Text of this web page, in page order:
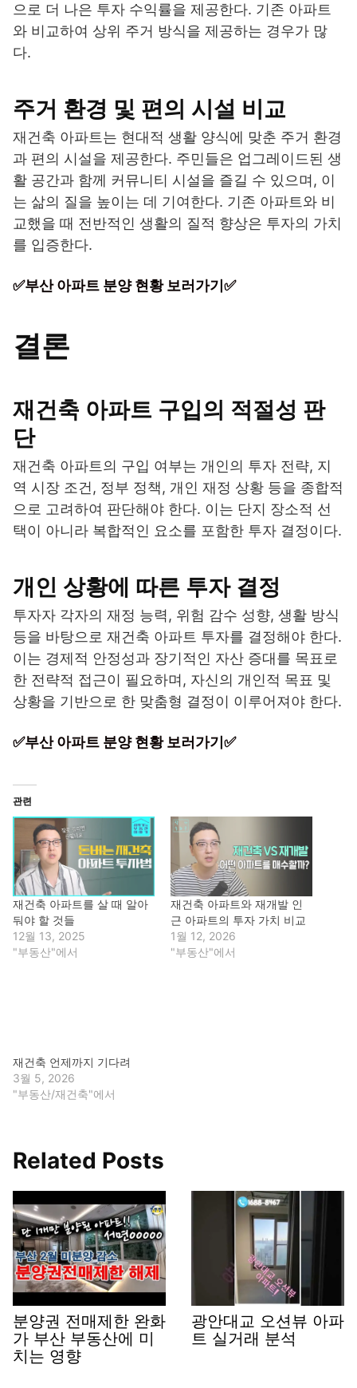
으로 더 나은 투자 수익률을 제공한다. 기존 아파트
와 비교하여 상위 주거 방식을 제공하는 경우가 많
다.
주거 환경 및 편의 시설 비교
재건축 아파트는 현대적 생활 양식에 맞춘 주거 환경
과 편의 시설을 제공한다. 주민들은 업그레이드된 생
활 공간과 함께 커뮤니티 시설을 즐길 수 있으며, 이
는 삶의 질을 높이는 데 기여한다. 기존 아파트와 비
교했을 때 전반적인 생활의 질적 향상은 투자의 가치
를 입증한다.
✅부산 아파트 분양 현황 보러가기✅
결론
재건축 아파트 구입의 적절성 판
단
재건축 아파트의 구입 여부는 개인의 투자 전략, 지
역 시장 조건, 정부 정책, 개인 재정 상황 등을 종합적
으로 고려하여 판단해야 한다. 이는 단지 장소적 선
택이 아니라 복합적인 요소를 포함한 투자 결정이다.
개인 상황에 따른 투자 결정
투자자 각자의 재정 능력, 위험 감수 성향, 생활 방식
등을 바탕으로 재건축 아파트 투자를 결정해야 한다.
이는 경제적 안정성과 장기적인 자산 증대를 목표로
한 전략적 접근이 필요하며, 자신의 개인적 목표 및
상황을 기반으로 한 맞춤형 결정이 이루어져야 한다.
✅부산 아파트 분양 현황 보러가기✅
관련
재건축 아파트를 살 때 알아
둬야 할 것들
12월 13, 2025
"부동산"에서
재건축 아파트와 재개발 인
근 아파트의 투자 가치 비교
1월 12, 2026
"부동산"에서
재건축 언제까지 기다려
3월 5, 2026
"부동산/재건축"에서
Related Posts
분양권 전매제한 완화
가 부산 부동산에 미
치는 영향
광안대교 오션뷰 아파
트 실거래 분석